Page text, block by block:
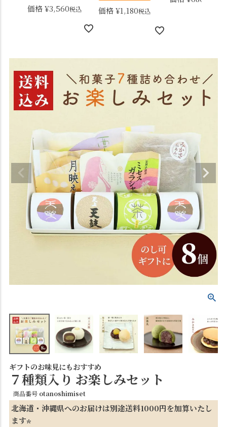
価格¥3,560税込 価格¥1,180税込
ギフトのお味見にもおすすめ
７種類入り お楽しみセット
商品番号 otanoshimiset
北海道・沖縄県へのお届けは別途送料1000円を加算いたし
ます